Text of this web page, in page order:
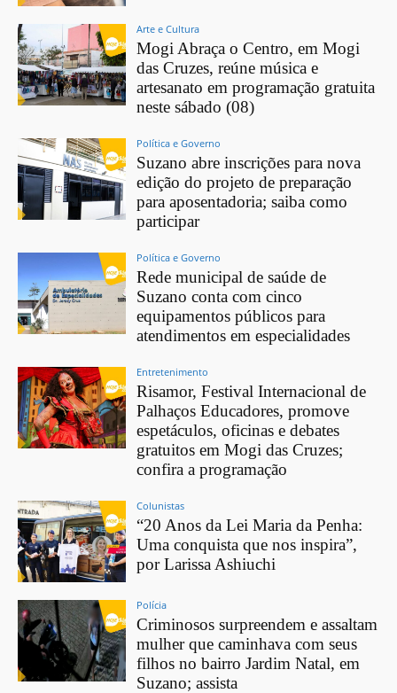
Arte e Cultura
Mogi Abraça o Centro, em Mogi
das Cruzes, reúne música e
artesanato em programação gratuita
neste sábado (08)
Política e Governo
Suzano abre inscrições para nova
edição do projeto de preparação
para aposentadoria; saiba como
participar
Política e Governo
Rede municipal de saúde de
Suzano conta com cinco
equipamentos públicos para
atendimentos em especialidades
Entretenimento
Risamor, Festival Internacional de
Palhaços Educadores, promove
espetáculos, oficinas e debates
gratuitos em Mogi das Cruzes;
confira a programação
Colunistas
“20 Anos da Lei Maria da Penha:
Uma conquista que nos inspira”,
por Larissa Ashiuchi
Polícia
Criminosos surpreendem e assaltam
mulher que caminhava com seus
filhos no bairro Jardim Natal, em
Suzano; assista